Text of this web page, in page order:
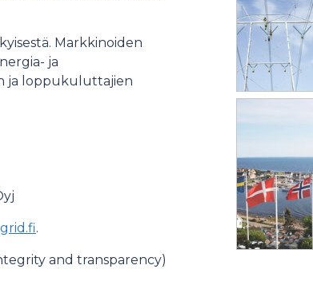
Markkinoiden
ja
ja loppukuluttajien
.
and transparency)
cent in
and
especially
The
32 (30)